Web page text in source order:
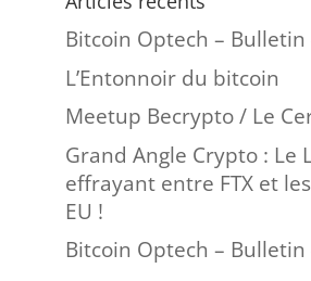
Bitcoin Optech – Bulletin
L’Entonnoir du bitcoin
Meetup Becrypto / Le
Grand Angle Crypto : Le
effrayant entre FTX et
EU !
Bitcoin Optech – Bulletin